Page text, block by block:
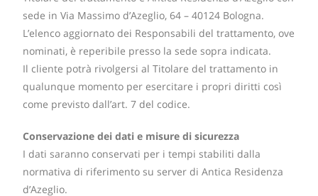
sede in Via Massimo d’Azeglio, 64 – 40124 Bologna.
L’elenco aggiornato dei Responsabili del trattamento, ove
nominati, è reperibile presso la sede sopra indicata.
Il cliente potrà rivolgersi al Titolare del trattamento in
qualunque momento per esercitare i propri diritti così
come previsto dall’art. 7 del codice.
Conservazione dei dati e misure di sicurezza
I dati saranno conservati per i tempi stabiliti dalla
normativa di riferimento su server di Antica Residenza
d’Azeglio.